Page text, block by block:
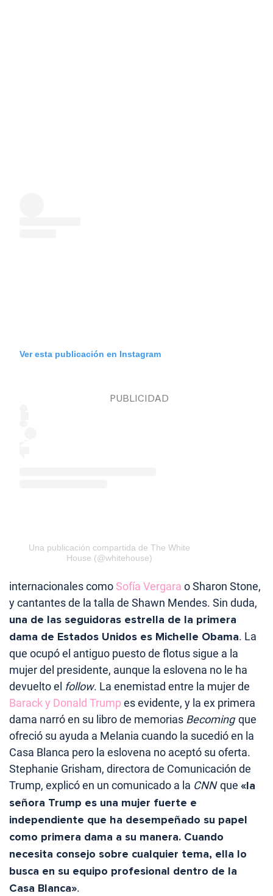
Ver esta publicación en Instagram
Una publicación compartida de The White
House (@whitehouse)
internacionales como Sofía Vergara o Sharon Stone,
y cantantes de la talla de Shawn Mendes. Sin duda,
una de las seguidoras estrella de la primera
dama de Estados Unidos es Michelle Obama. La
que ocupó el antiguo puesto de flotus sigue a la
mujer del presidente, aunque la eslovena no le ha
devuelto el follow. La enemistad entre la mujer de
Barack y Donald Trumpes evidente, y la ex primera
dama narró en su libro de memorias Becoming que
ofreció su ayuda a Melania cuando la sucedió en la
Casa Blanca pero la eslovena no aceptó su oferta.
Stephanie Grisham, directora de Comunicación de
Trump, explicó en un comunicado a la CNNque «la
señora Trump es una mujer fuerte e
independiente que ha desempeñado su papel
como primera dama a su manera. Cuando
necesita consejo sobre cualquier tema, ella lo
busca en su equipo profesional dentro de la
Casa Blanca».